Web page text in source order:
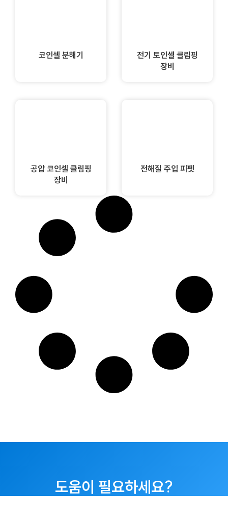
코인셀 분해기
전기 토인셀 클림핑
장비
공압 코인셀 클림핑
장비
전해질 주입 피펫
도움이 필요하세요?